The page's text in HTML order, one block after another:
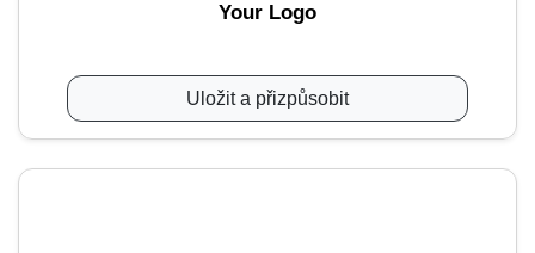
Your Logo
Uložit a přizpůsobit